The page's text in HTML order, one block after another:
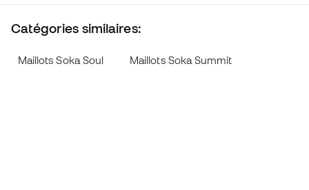
Catégories similaires:
Maillots Soka Soul Maillots Soka Summit